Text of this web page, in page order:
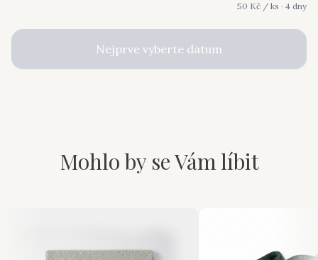
50 Kč / ks · 4 dny
Nejprve vyberte datum
Mohlo by se Vám líbit